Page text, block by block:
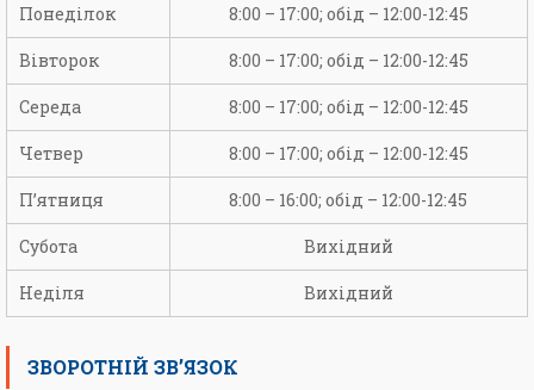
Понеділок 8:00 – 17:00; обід – 12:00-12:45
Вівторок 8:00 – 17:00; обід – 12:00-12:45
Середа 8:00 – 17:00; обід – 12:00-12:45
Четвер 8:00 – 17:00; обід – 12:00-12:45
П’ятниця 8:00 – 16:00; обід – 12:00-12:45
Субота Вихідний
Неділя Вихідний
ЗВОРОТНІЙ ЗВ’ЯЗОК